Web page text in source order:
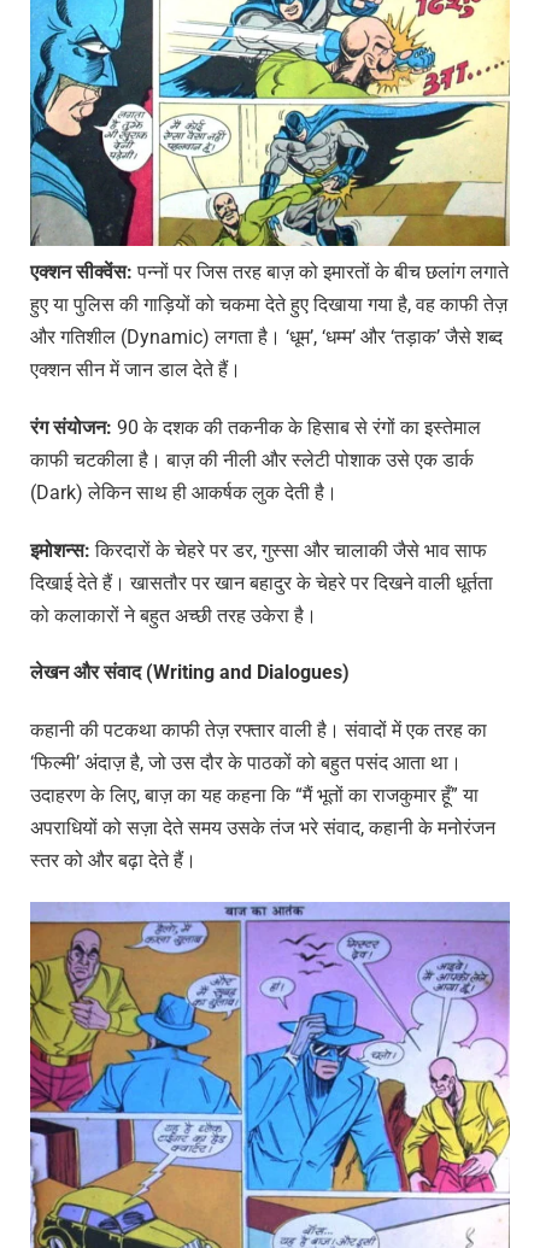
एक्शन सीक्वेंस: पन्नों पर जिस तरह बाज़ को इमारतों के बीच छलांग लगाते
हुए या पुलिस की गाड़ियों को चकमा देते हुए दिखाया गया है, वह काफी तेज़
और गतिशील (Dynamic) लगता है। ‘धूम’, ‘धम्म’ और ‘तड़ाक’ जैसे शब्द
एक्शन सीन में जान डाल देते हैं।
रंग संयोजन: 90 के दशक की तकनीक के हिसाब से रंगों का इस्तेमाल
काफी चटकीला है। बाज़ की नीली और स्लेटी पोशाक उसे एक डार्क
(Dark) लेकिन साथ ही आकर्षक लुक देती है।
इमोशन्स: किरदारों के चेहरे पर डर, गुस्सा और चालाकी जैसे भाव साफ
दिखाई देते हैं। खासतौर पर खान बहादुर के चेहरे पर दिखने वाली धूर्तता
को कलाकारों ने बहुत अच्छी तरह उकेरा है।
लेखन और संवाद(Writing and Dialogues)
कहानी की पटकथा काफी तेज़ रफ्तार वाली है। संवादों में एक तरह का
‘फिल्मी’ अंदाज़ है, जो उस दौर के पाठकों को बहुत पसंद आता था।
उदाहरण के लिए, बाज़ का यह कहना कि “मैं भूतों का राजकुमार हूँ” या
अपराधियों को सज़ा देते समय उसके तंज भरे संवाद, कहानी के मनोरंजन
स्तर को और बढ़ा देते हैं।